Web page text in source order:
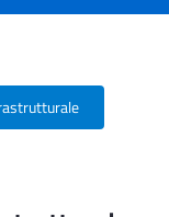
- Rsa